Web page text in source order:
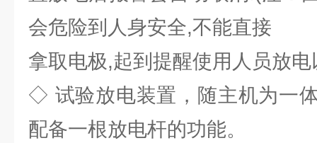
会危险到人身安全,不能直接
拿取电极,起到提醒使用人员放
◇ 试验放电装置，随主机为一
配备一根放电杆的功能。